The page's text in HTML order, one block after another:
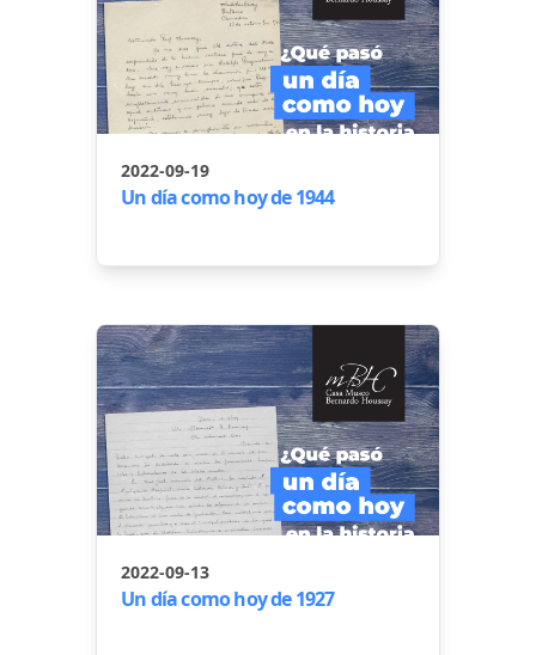
2022-09-19
Un día como hoy de 1944
2022-09-13
Un día como hoy de 1927